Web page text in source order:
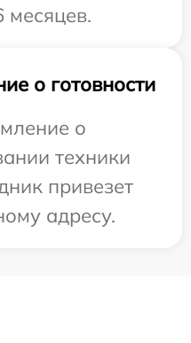
месяцев.
о готовности
о
техники
привезет
адресу.